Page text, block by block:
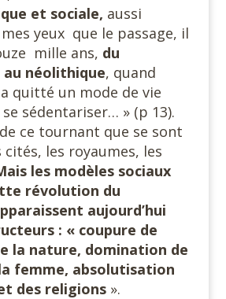
et sociale, aussi
yeux que le passage, il
mille ans, du
néolithique, quand
quitté un mode de vie
sédentariser… » (p 13).
ce tournant que se sont
les royaumes, les
les modèles sociaux
révolution du
aujourd’hui
: « coupure de
la nature, domination de
femme, absolutisation
des religions ».